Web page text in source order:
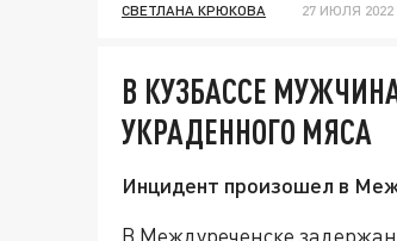
СВЕТЛАНА КРЮКОВА 27 ИЮЛЯ 2022
В КУЗБАССЕ
УКРАДЕННОГО МЯСА
Инцидент произошел в
В Междуреченске